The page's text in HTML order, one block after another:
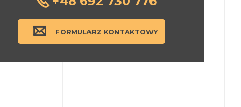
FORMULARZ KONTAKTOWY